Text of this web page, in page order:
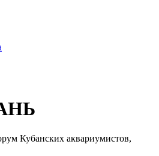
Кубанских аквариумистов,